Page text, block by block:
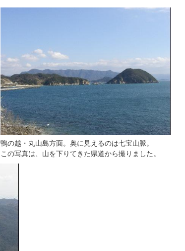
鴨の越・丸山島方面。奥に見えるのは七宝山脈。
この写真は、山を下りてきた県道から撮りました。